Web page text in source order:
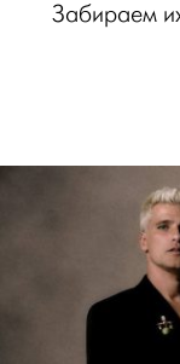
Забираем